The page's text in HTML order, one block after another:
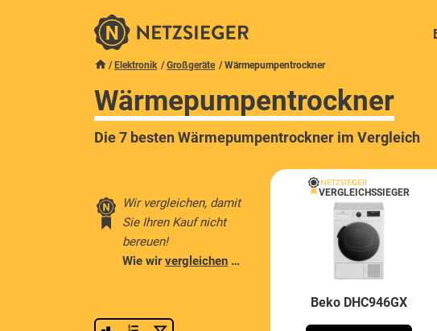
Elektronik Großgeräte Wärmepumpentrockner
Wärmepumpentrockner
Die 7 besten Wärmepumpentrockner im Vergleich
Wir vergleichen, damit
Sie Ihren Kauf nicht
bereuen!
Wie wirvergleichen …
VERGLEICHSSIEGER
Beko DHC946GX